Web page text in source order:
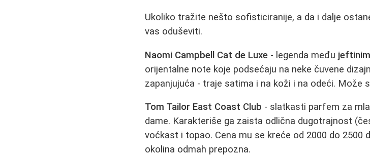
Ukoliko tražite nešto sofisticiranije, a da i dalje
vas oduševiti.
Naomi Campbell Cat de Luxe - legenda među
orijentalne note koje podsećaju na neke čuvene
zapanjujuća - traje satima i na koži i na odeći. Može
Tom Tailor East Coast Club - slatkasti parfem za
dame. Karakteriše ga zaista odlična dugotrajnost
voćkast i topao. Cena mu se kreće od 2000 do 2500
okolina odmah prepozna.